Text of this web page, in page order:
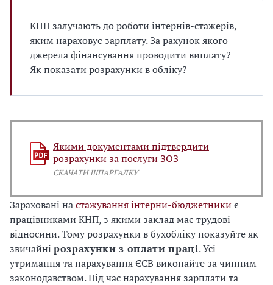
КНП залучають до роботи інтернів-стажерів,
яким нараховує зарплату. За рахунок якого
джерела фінансування проводити виплату?
Як показати розрахунки в обліку?
Якими документами підтвердити
розрахунки за послуги ЗОЗ
СКАЧАТИ ШПАРГАЛКУ
Зараховані настажування інтерни-бюджетники є
працівниками КНП, з якими заклад має трудові
відносини. Тому розрахунки в бухобліку показуйте як
звичайні розрахунки з оплати праці. Усі
утримання та нарахування ЄСВ виконайте за чинним
законодавством. Під час нарахування зарплати та